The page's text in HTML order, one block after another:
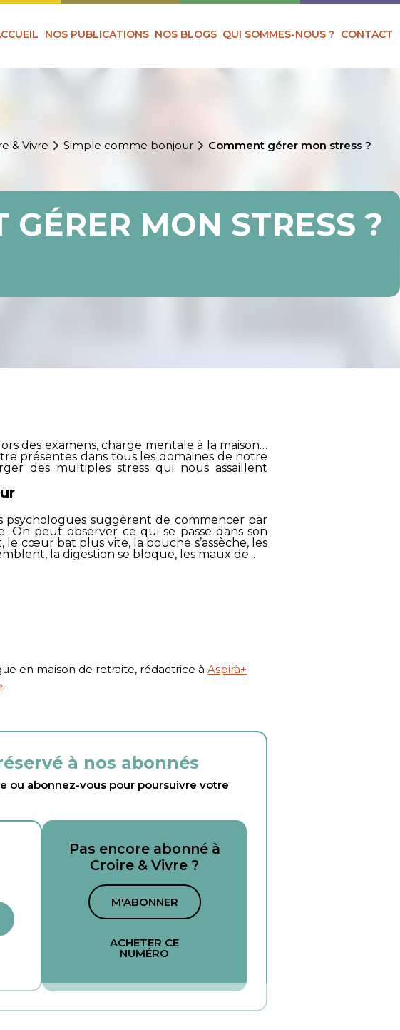
NOS PUBLICATIONS NOS BLOGS QUI SOMMES-NOUS ? CONTACT
& Vivre Simple comme bonjour Comment gérer mon stress ?
GÉRER MON STRESS ?
des examens, charge mentale à la maison…
présentes dans tous les domaines de notre
des multiples stress qui nous assaillent
psychologues suggèrent de commencer par
On peut observer ce qui se passe dans son
le cœur bat plus vite, la bouche s’assèche, les
la digestion se bloque, les maux de...
en maison de retraite, rédactrice àAspirà+
.
à nos abonnés
ou abonnez-vous pour poursuivre votre
Pas encore abonné à
Croire & Vivre ?
M'ABONNER
ACHETER CE
NUMÉRO